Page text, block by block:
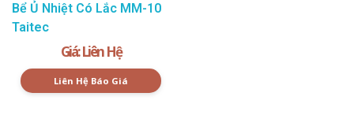
Bể Ủ Nhiệt Có Lắc MM-10
Taitec
Giá: Liên Hệ
Liên Hệ Báo Giá